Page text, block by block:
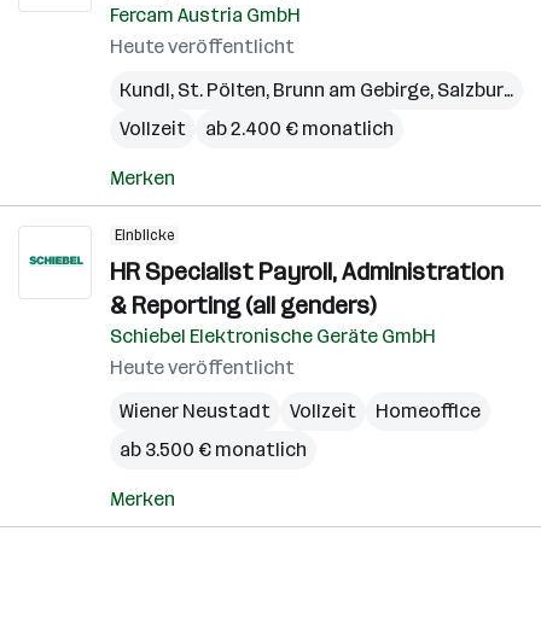
Fercam Austria GmbH
Heute veröffentlicht
Kundl, St. Pölten, Brunn am Gebirge, Salzburg
Vollzeit
ab 2.400 € monatlich
Merken
Einblicke
HR Specialist Payroll, Administration
& Reporting (all genders)
Schiebel Elektronische Geräte GmbH
Heute veröffentlicht
Wiener Neustadt
Vollzeit
Homeoffice
ab 3.500 € monatlich
Merken